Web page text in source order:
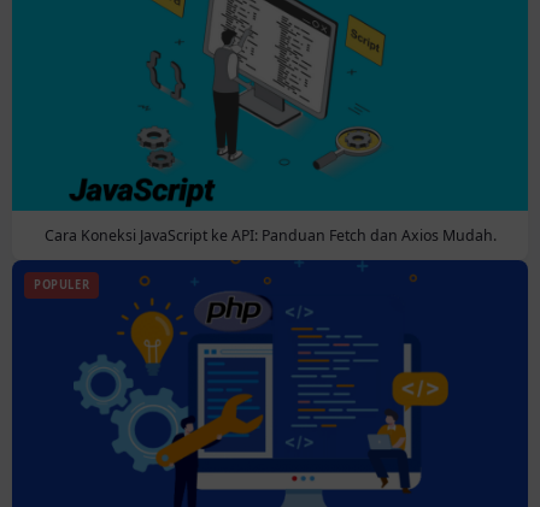
Cara Koneksi JavaScript ke API: Panduan Fetch dan Axios Mudah.
POPULER